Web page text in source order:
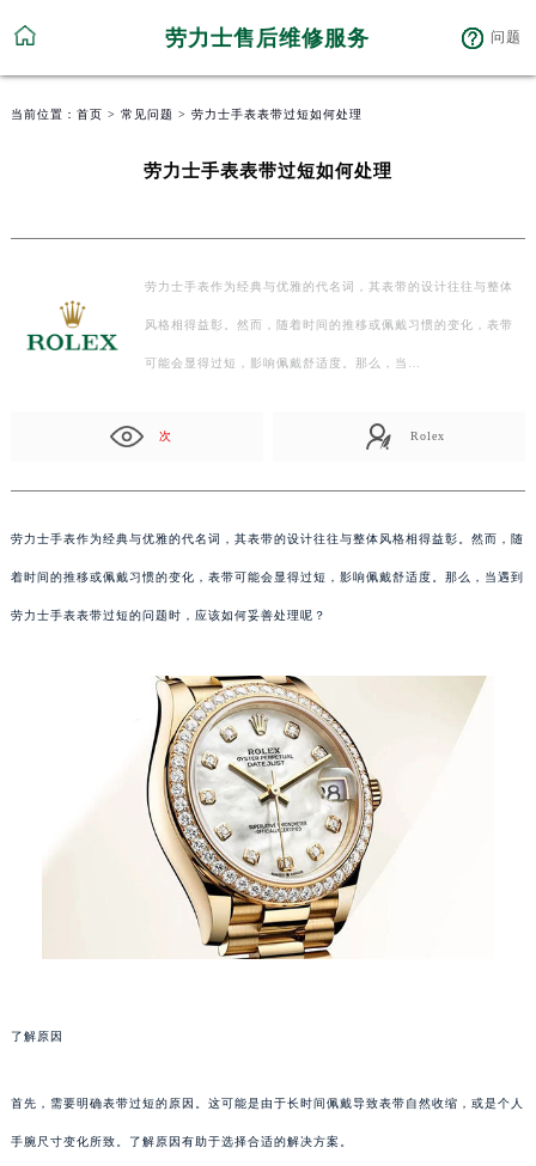
劳力士售后维修服务 问题
当前位置： 首页 > 常见问题 > 劳力士手表表带过短如何处理
劳力士手表表带过短如何处理
劳力士手表作为经典与优雅的代名词，其表带的设计往往与整体
风格相得益彰。然而，随着时间的推移或佩戴习惯的变化，表带
可能会显得过短，影响佩戴舒适度。那么，当…
次 Rolex
劳力士手表作为经典与优雅的代名词，其表带的设计往往与整体风格相得益彰。然而，随
着时间的推移或佩戴习惯的变化，表带可能会显得过短，影响佩戴舒适度。那么，当遇到
劳力士手表表带过短的问题时，应该如何妥善处理呢？
了解原因
首先，需要明确表带过短的原因。这可能是由于长时间佩戴导致表带自然收缩，或是个人
手腕尺寸变化所致。了解原因有助于选择合适的解决方案。